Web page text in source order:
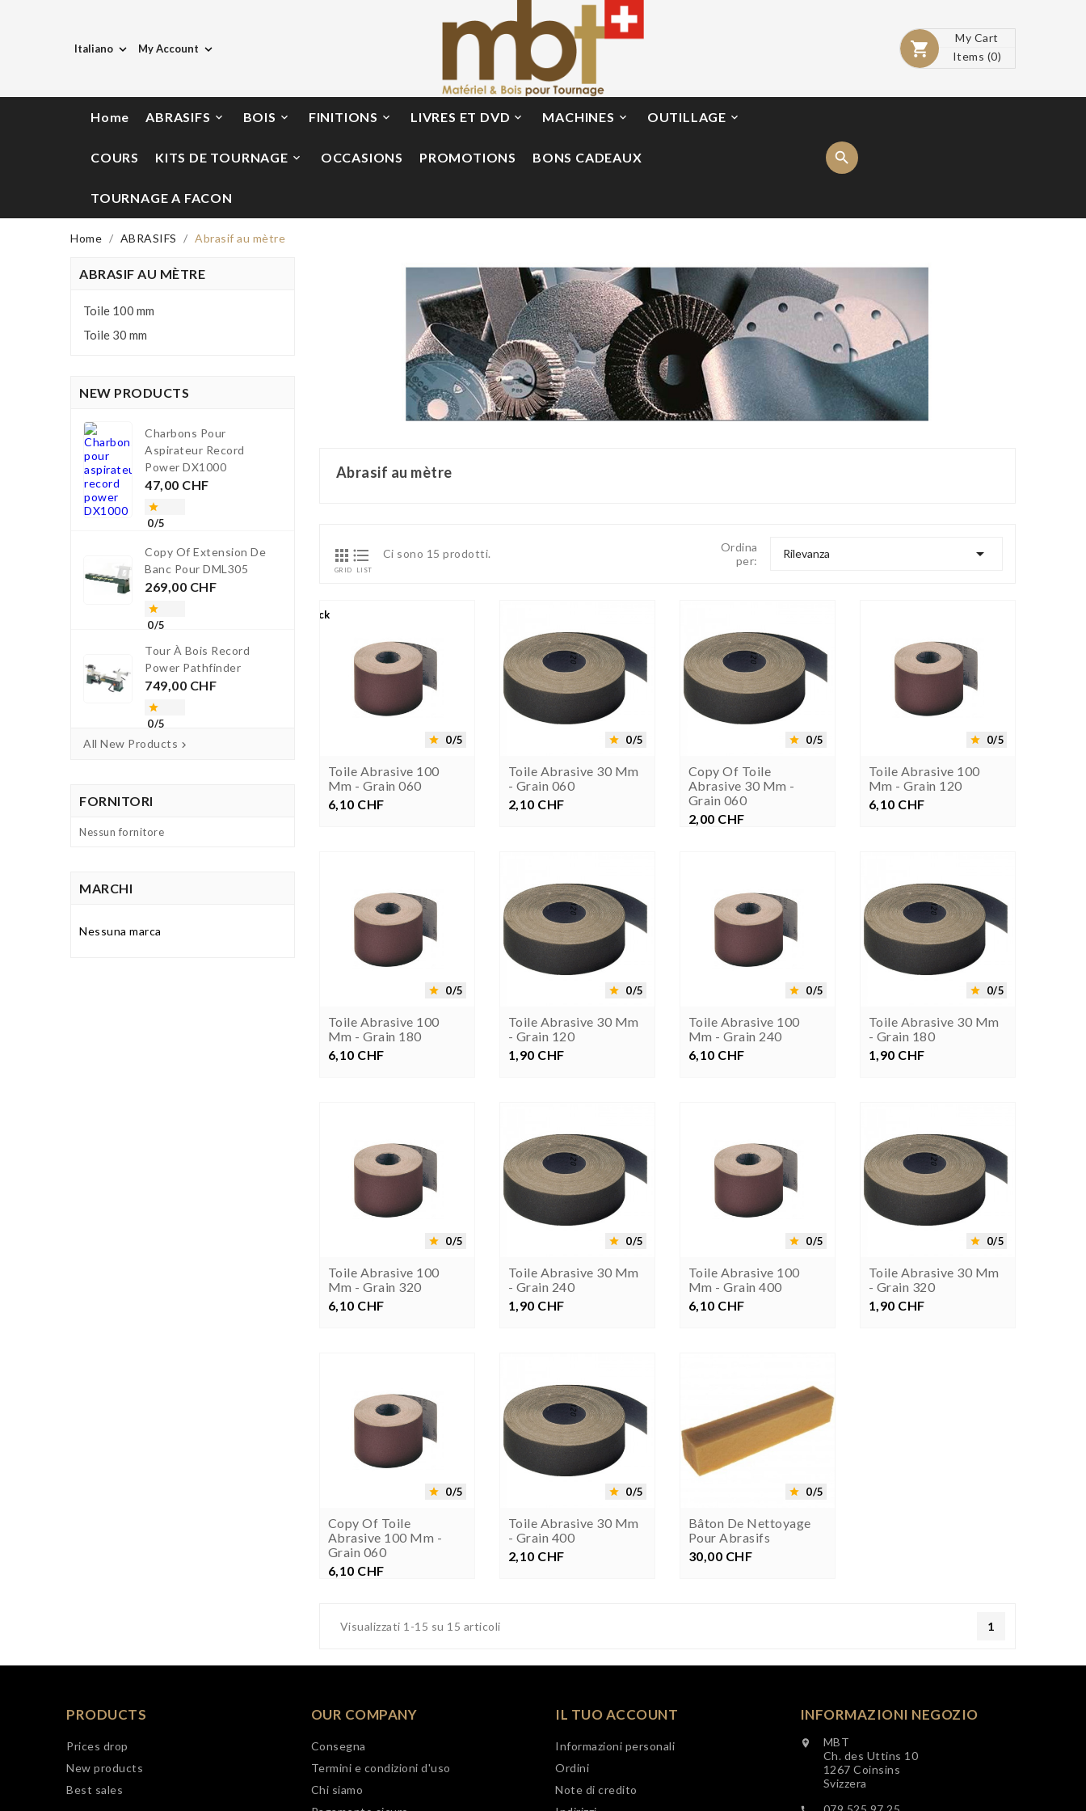
Italiano  My Account  
My Cart
Items (0)
Home ABRASIFS  BOIS  FINITIONS  LIVRES ET DVD  MACHINES  OUTILLAGE 
COURS KITS DE TOURNAGE  OCCASIONS PROMOTIONS BONS CADEAUX
TOURNAGE A FACON
Home ABRASIFS Abrasif au mètre
ABRASIF AU MÈTRE
Toile 100 mm
Toile 30 mm
NEW PRODUCTS
Charbons Pour
Aspirateur Record
Power DX1000
Prezzo
47,00 CHF

0/5
Copy Of Extension De
Banc Pour DML305
Prezzo
269,00 CHF

0/5
Tour À Bois Record
Power Pathfinder
Prezzo
749,00 CHF

0/5
All New Products 
FORNITORI
Nessun fornitore
MARCHI
Nessuna marca
Abrasif au mètre

GRID

LIST
Ci sono 15 prodotti.
Ordina
per:
Rilevanza 
 0/5
Out-Of-Stock
Toile Abrasive 100
Mm - Grain 060
Prezzo
6,10 CHF

 0/5
Toile Abrasive 30 Mm
- Grain 060
Prezzo
2,10 CHF

 0/5
Copy Of Toile
Abrasive 30 Mm -
Grain 060
Prezzo
2,00 CHF

 0/5
Toile Abrasive 100
Mm - Grain 120
Prezzo
6,10 CHF

 0/5
Toile Abrasive 100
Mm - Grain 180
Prezzo
6,10 CHF

 0/5
Toile Abrasive 30 Mm
- Grain 120
Prezzo
1,90 CHF
 
 0/5
Toile Abrasive 100
Mm - Grain 240
Prezzo
6,10 CHF

 0/5
Toile Abrasive 30 Mm
- Grain 180
Prezzo
1,90 CHF
 
 0/5
Toile Abrasive 100
Mm - Grain 320
Prezzo
6,10 CHF

 0/5
Toile Abrasive 30 Mm
- Grain 240
Prezzo
1,90 CHF
 
 0/5
Toile Abrasive 100
Mm - Grain 400
Prezzo
6,10 CHF

 0/5
Toile Abrasive 30 Mm
- Grain 320
Prezzo
1,90 CHF
 
 0/5
Copy Of Toile
Abrasive 100 Mm -
Grain 060
Prezzo
6,10 CHF

 0/5
Toile Abrasive 30 Mm
- Grain 400
Prezzo
2,10 CHF
 
 0/5
Bâton De Nettoyage
Pour Abrasifs
Prezzo
30,00 CHF
Visualizzati 1-15 su 15 articoli 1
PRODUCTS
Prices drop
New products
Best sales
OUR COMPANY
Consegna
Termini e condizioni d'uso
Chi siamo
IL TUO ACCOUNT
Informazioni personali
Ordini
Note di credito
INFORMAZIONI NEGOZIO

MBT
Ch. des Uttins 10
1267 Coinsins
Svizzera